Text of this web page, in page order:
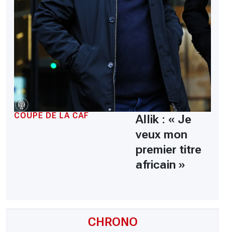
CHRONO
COUPE DE LA CAF
Allik : « Je
veux mon
premier titre
africain »